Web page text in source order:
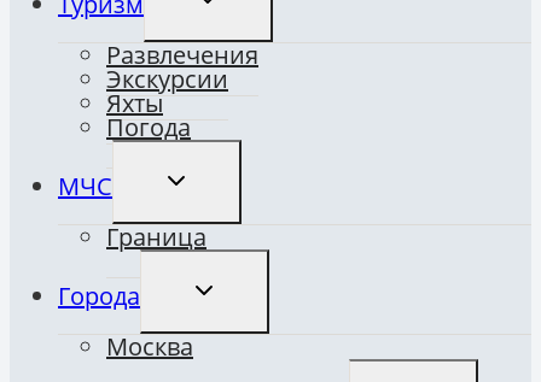
ДОЧЕРНЕЕ
Развлечения
Экскурсии
Яхты
Погода
МЧС
ПЕРЕКЛЮЧИТЬ
ДОЧЕРНЕЕ
Граница
Города
ПЕРЕКЛЮЧИТЬ
ДОЧЕРНЕЕ
Москва